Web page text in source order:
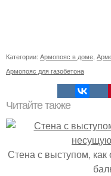
Категории: Армопояс в доме
Армопояс для газобетона
Читайте также
Стена с выступом,